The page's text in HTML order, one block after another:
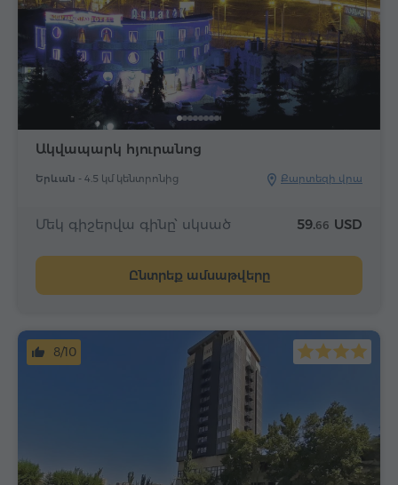
Ակվապարկ հյուրանոց
Երևան - 4.5 կմ կենտրոնից Քարտեզի վրա
Մեկ գիշերվա գինը՝ սկսած 59.66 USD
Ընտրեք ամսաթվերը
8/10